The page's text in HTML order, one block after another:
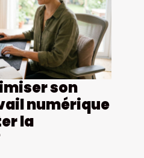
son
numérique
la